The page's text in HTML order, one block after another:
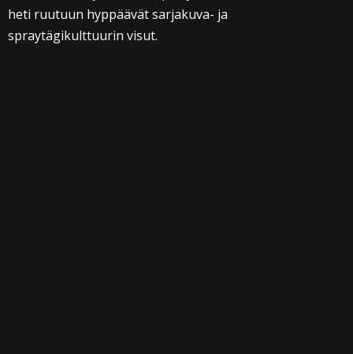
heti ruutuun hyppäävät sarjakuva- ja
spraytägikulttuurin visut.